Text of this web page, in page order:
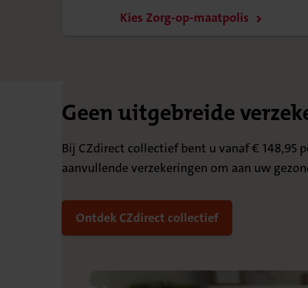
Kies Zorg-op-maatpolis
Geen uitgebreide
Bij CZdirect collectief bent u vanaf € 148,95
aanvullende verzekeringen om aan uw
Ontdek CZdirect collectief